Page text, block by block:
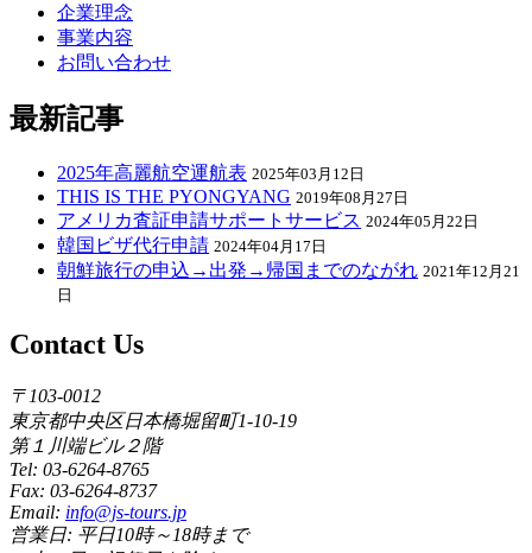
企業理念
事業内容
お問い合わせ
最新記事
2025年高麗航空運航表 2025年03月12日
THIS IS THE PYONGYANG 2019年08月27日
アメリカ査証申請サポートサービス 2024年05月22日
韓国ビザ代行申請 2024年04月17日
朝鮮旅行の申込→出発→帰国までのながれ 2021年12月21
日
Contact Us
〒103-0012
東京都中央区日本橋堀留町1-10-19
第１川端ビル２階
Tel: 03-6264-8765
Fax: 03-6264-8737
Email: info@js-tours.jp
営業日: 平日10時～18時まで